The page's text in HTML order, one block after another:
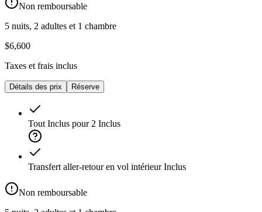
Non remboursable
5 nuits, 2 adultes et 1 chambre
$6,600
Taxes et frais inclus
Détails des prix Réserve
Tout Inclus pour 2 Inclus
Transfert aller-retour en vol intérieur Inclus
Non remboursable